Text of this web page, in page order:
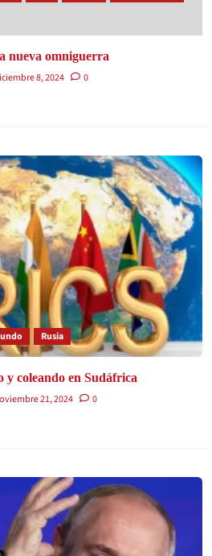
nueva omniguerra
8, 2024 0
Rusia
coleando en Sudáfrica
21, 2024 0